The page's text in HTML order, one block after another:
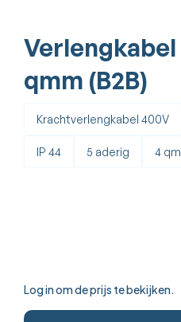
qmm (B2B)
Krachtverlengkabel 400V
IP 44 5 aderig 4
Log in om de prijs te bekijken.